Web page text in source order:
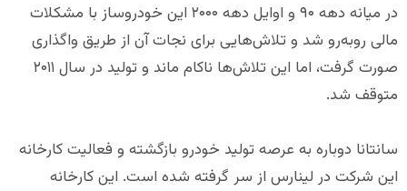
در میانه دهه ۹۰ و اوایل دهه ۲۰۰۰ این خودروساز با مشکلات
مالی روبه‌رو شد و تلاش‌هایی برای نجات آن از طریق واگذاری
صورت گرفت، اما این تلاش‌ها ناکام ماند و تولید در سال ۲۰۱۱
متوقف شد.
سانتانا دوباره به عرصه تولید خودرو بازگشته و فعالیت کارخانه
این شرکت در لینارس از سر گرفته شده است. این کارخانه